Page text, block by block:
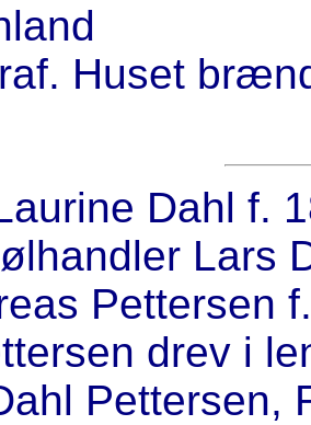
Huset
Dahl f.
Lars
Pettersen
drev i
Pettersen,